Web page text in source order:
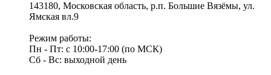
143180, Московская область, р.п. Большие Вязёмы, ул.
Ямская вл.9
Режим работы:
Пн - Пт: с 10:00-17:00 (по МСК)
Сб - Вс: выходной день